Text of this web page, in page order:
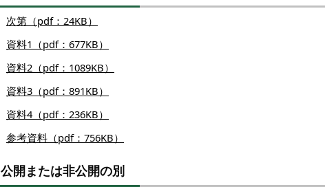
次第（pdf：24KB）
資料1（pdf：677KB）
資料2（pdf：1089KB）
資料3（pdf：891KB）
資料4（pdf：236KB）
参考資料（pdf：756KB）
公開または非公開の別